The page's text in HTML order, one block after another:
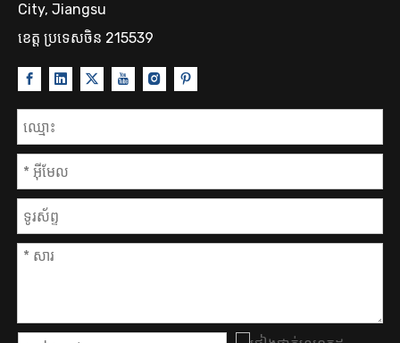
City, Jiangsu
ខេត្ត ប្រទេសចិន 215539